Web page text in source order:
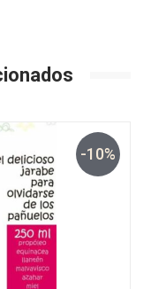
-10%